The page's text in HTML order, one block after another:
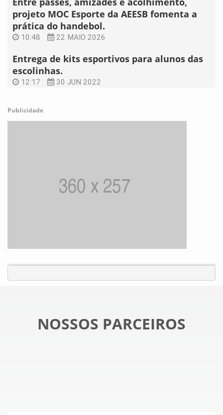
projeto MOC Esporte da AEESB fomenta a
prática do handebol.
10:48 22 MAIO 2026
Entrega de kits esportivos para alunos das
escolinhas.
12:17 30 JUN 2022
Publicidade
NOSSOS PARCEIROS